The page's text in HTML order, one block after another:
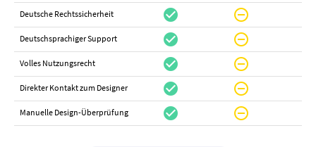
Deutsche Rechtssicherheit check_circle do_not_disturb_on
Deutschsprachiger Support check_circle do_not_disturb_on
Volles Nutzungsrecht check_circle do_not_disturb_on
Direkter Kontakt zum Designer check_circle do_not_disturb_on
Manuelle Design-Überprüfung check_circle do_not_disturb_on